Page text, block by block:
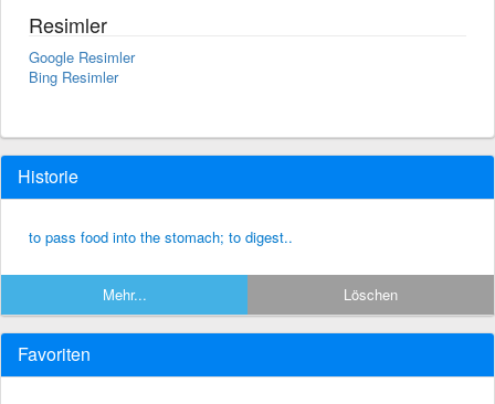
Resimler
Google Resimler
Bing Resimler
Historie
to pass food into the stomach; to digest..
Mehr... Löschen
Favoriten